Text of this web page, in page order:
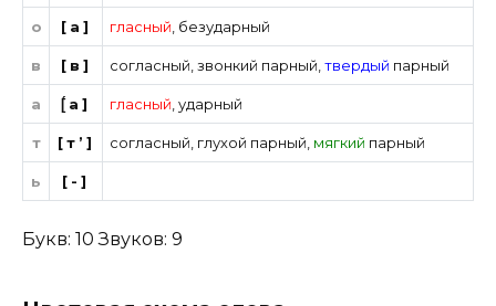
о [а] гласный безударный
в [в] согласный ,звонкий парный ,твердый парный
а [́а] гласный ,ударный
т [т’] согласный глухой парный мягкий парный
ь [-]
Букв: 10 Звуков: 9